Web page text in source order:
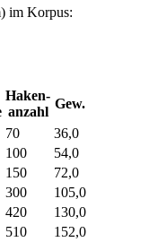
im Korpus:
Haken-
anzahl
Gew.
70
36,0
100
54,0
150
72,0
300
105,0
420
130,0
510
152,0